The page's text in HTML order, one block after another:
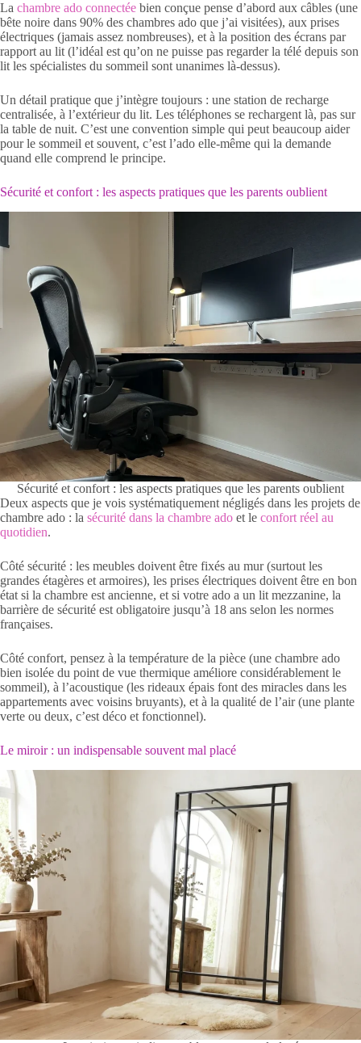
La chambre ado connectée bien conçue pense d’abord aux câbles (une
bête noire dans 90% des chambres ado que j’ai visitées), aux prises
électriques (jamais assez nombreuses), et à la position des écrans par
rapport au lit (l’idéal est qu’on ne puisse pas regarder la télé depuis son
lit les spécialistes du sommeil sont unanimes là-dessus).
Un détail pratique que j’intègre toujours : une station de recharge
centralisée, à l’extérieur du lit. Les téléphones se rechargent là, pas sur
la table de nuit. C’est une convention simple qui peut beaucoup aider
pour le sommeil et souvent, c’est l’ado elle-même qui la demande
quand elle comprend le principe.
Sécurité et confort : les aspects pratiques que les parents oublient
Sécurité et confort : les aspects pratiques que les parents oublient
Deux aspects que je vois systématiquement négligés dans les projets de
chambre ado : la sécurité dans la chambre ado et le confort réel au
quotidien.
Côté sécurité : les meubles doivent être fixés au mur (surtout les
grandes étagères et armoires), les prises électriques doivent être en bon
état si la chambre est ancienne, et si votre ado a un lit mezzanine, la
barrière de sécurité est obligatoire jusqu’à 18 ans selon les normes
françaises.
Côté confort, pensez à la température de la pièce (une chambre ado
bien isolée du point de vue thermique améliore considérablement le
sommeil), à l’acoustique (les rideaux épais font des miracles dans les
appartements avec voisins bruyants), et à la qualité de l’air (une plante
verte ou deux, c’est déco et fonctionnel).
Le miroir : un indispensable souvent mal placé